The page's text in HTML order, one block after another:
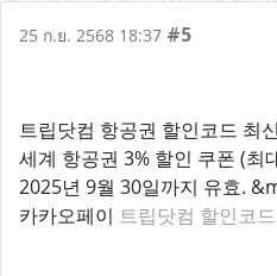
25 ก.ย. 2568 18:37 #5
트립닷컴 항공권 할인코드 최
세계 항공권 3% 할인 쿠폰 (
2025년 9월 30일까지 유효.
카카오페이 트립닷컴 할인코드